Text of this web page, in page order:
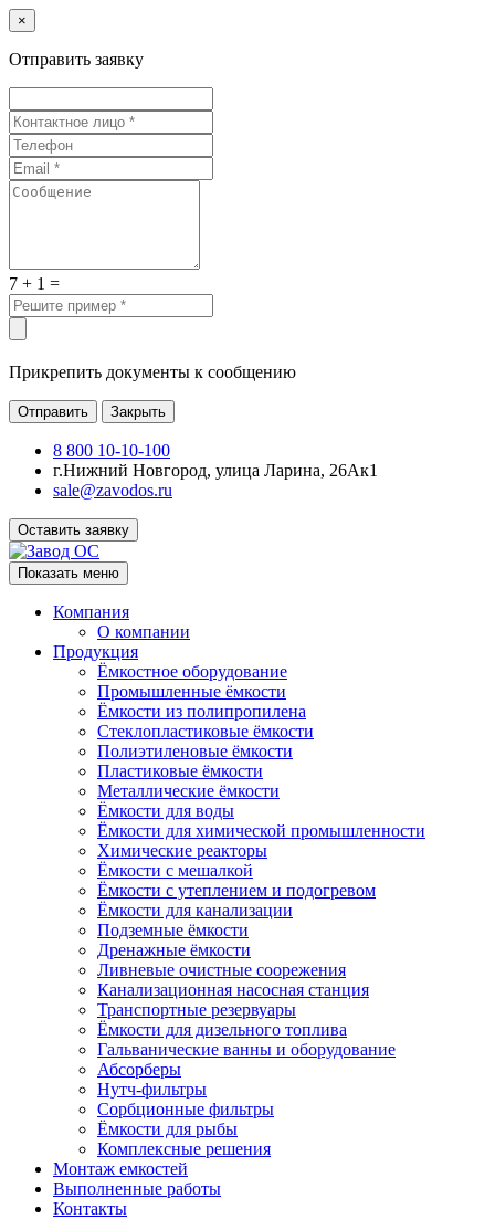
×
Отправить заявку
7 + 1 =
Прикрепить документы к сообщению
Отправить Закрыть
8 800 10-10-100
г.Нижний Новгород, улица Ларина, 26Ак1
sale@zavodos.ru
Оставить заявку
Показать меню
Компания
О компании
Продукция
Ёмкостное оборудование
Промышленные ёмкости
Ёмкости из полипропилена
Стеклопластиковые ёмкости
Полиэтиленовые ёмкости
Пластиковые ёмкости
Металлические ёмкости
Ёмкости для воды
Ёмкости для химической промышленности
Химические реакторы
Ёмкости с мешалкой
Ёмкости с утеплением и подогревом
Ёмкости для канализации
Подземные ёмкости
Дренажные ёмкости
Ливневые очистные соорежения
Канализационная насосная станция
Транспортные резервуары
Ёмкости для дизельного топлива
Гальванические ванны и оборудование
Абсорберы
Нутч-фильтры
Сорбционные фильтры
Ёмкости для рыбы
Комплексные решения
Монтаж емкостей
Выполненные работы
Контакты